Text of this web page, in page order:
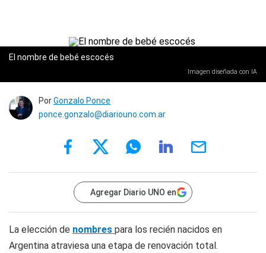
El nombre de bebé escocés
Imagen diseñada con IA
PorGonzalo Ponce
ponce.gonzalo@diariouno.com.ar
Agregar Diario UNO en
La elección de nombres para los recién nacidos en
Argentina atraviesa una etapa de renovación total.